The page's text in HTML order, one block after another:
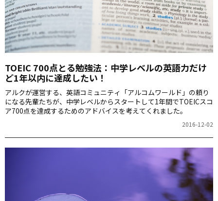
TOEIC 700点とる勉強法：中学レベルの英語力だけ
ど1年以内に達成したい！
アルクが運営する、英語コミュニティ「アルコムワールド」の頼り
になる先輩たちが、中学レベルからスタートして1年間でTOEICスコ
ア700点を達成するためのアドバイスを考えてくれました。
2016-12-02